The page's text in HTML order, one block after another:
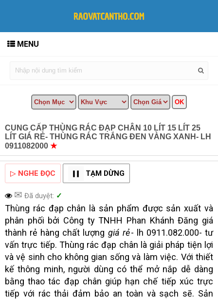
MENU
CUNG CẤP THÙNG RÁC ĐẠP CHÂN 10 LÍT 15 LÍT 25
LÍT GIÁ RẺ- THÙNG RÁC TRẮNG ĐEN VÀNG XANH- LH
0911082000 ★
▷ NGHE ĐỌC TẠM DỪNG
✉ Đã duyệt: ✓
Thùng rác đạp chân là sản phẩm được sản xuất và
phân phối bởi Công ty TNHH Phan Khánh Đăng giá
thành rẻ hàng chất lượng giá rẻ- lh 0911.082.000- tư
vấn trực tiếp. Thùng rác đạp chân là giải pháp tiện lợi
và vệ sinh cho không gian sống và làm việc. Với thiết
kế thông minh, người dùng có thể mở nắp dễ dàng
bằng thao tác đạp chân giúp hạn chế tiếp xúc trực
tiếp với rác thải đảm bảo an toàn và sạch sẽ. Sản